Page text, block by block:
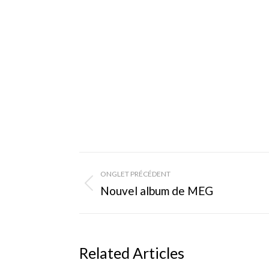
Navigation
de
ONGLET PRÉCÉDENT
Onglet
Nouvel album de MEG
Related Articles